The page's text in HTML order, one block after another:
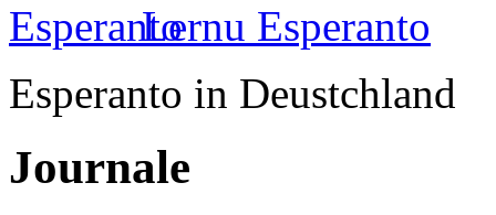
Lernu Esperanto
Esperanto in Deustchland
Journale